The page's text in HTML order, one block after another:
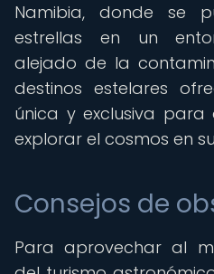
Namibia, donde se
estrellas en un
alejado de la
destinos estelares
única y exclusiva para
explorar el cosmos en
Consejos de
Para aprovechar al